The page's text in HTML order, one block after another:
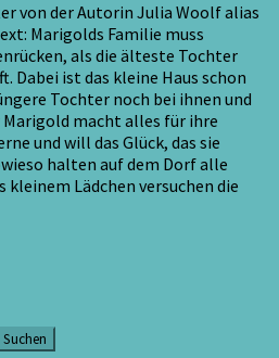
von der Autorin Julia Woolf alias
Marigolds Familie muss
als die älteste Tochter
Dabei ist das kleine Haus schon
Tochter noch bei ihnen und
macht alles für ihre
und will das Glück, das sie
halten auf dem Dorf alle
kleinem Lädchen versuchen die
Suchen